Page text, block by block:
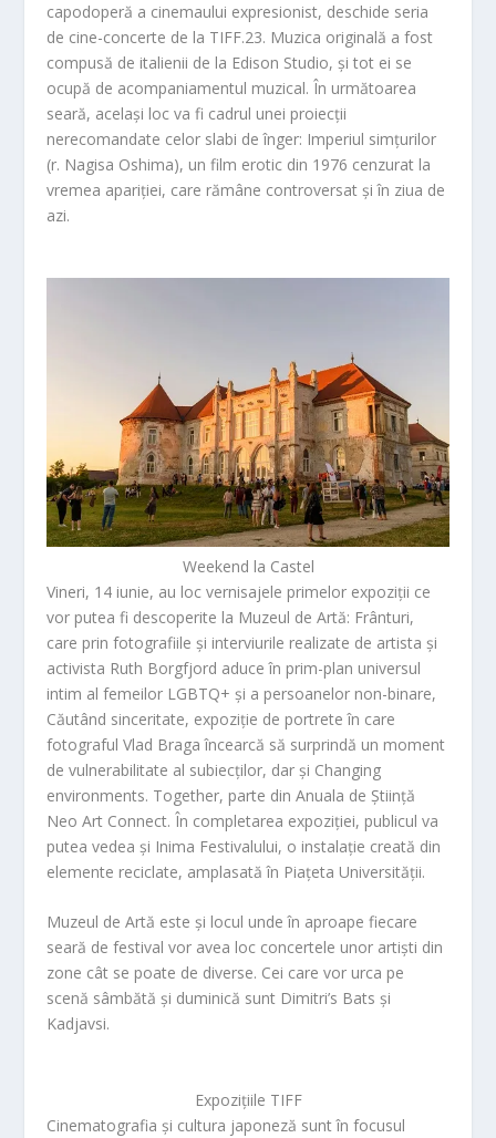
capodoperă a cinemaului expresionist, deschide seria
de cine-concerte de la TIFF.23. Muzica originală a fost
compusă de italienii de la Edison Studio, și tot ei se
ocupă de acompaniamentul muzical. În următoarea
seară, același loc va fi cadrul unei proiecții
nerecomandate celor slabi de înger: Imperiul simțurilor
(r. Nagisa Oshima), un film erotic din 1976 cenzurat la
vremea apariției, care rămâne controversat și în ziua de
azi.
Weekend la Castel
Vineri, 14 iunie, au loc vernisajele primelor expoziții ce
vor putea fi descoperite la Muzeul de Artă: Frânturi,
care prin fotografiile și interviurile realizate de artista și
activista Ruth Borgfjord aduce în prim-plan universul
intim al femeilor LGBTQ+ și a persoanelor non-binare,
Căutând sinceritate, expoziție de portrete în care
fotograful Vlad Braga încearcă să surprindă un moment
de vulnerabilitate al subiecților, dar și Changing
environments. Together, parte din Anuala de Știință
Neo Art Connect. În completarea expoziției, publicul va
putea vedea și Inima Festivalului, o instalație creată din
elemente reciclate, amplasată în Piațeta Universității.
Muzeul de Artă este și locul unde în aproape fiecare
seară de festival vor avea loc concertele unor artiști din
zone cât se poate de diverse. Cei care vor urca pe
scenă sâmbătă și duminică sunt Dimitri’s Bats și
Kadjavsi.
Expozițiile TIFF
Cinematografia și cultura japoneză sunt în focusul